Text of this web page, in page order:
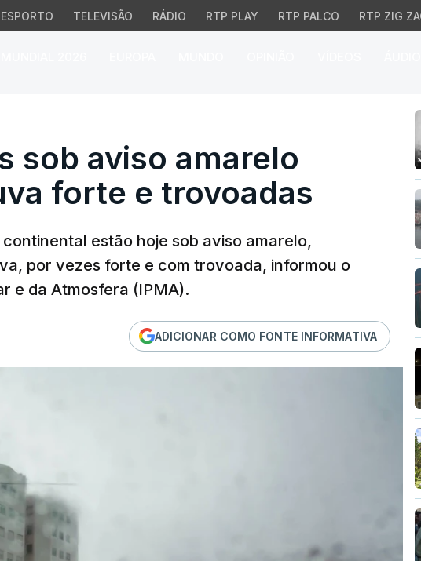
TELEVISÃO RÁDIO RTP PLAY RTP PALCO RTP ZIG
aviso amarelo devido a
sob aviso amarelo
forte e trovoadas
estão hoje sob aviso amarelo,
por vezes forte e com trovoada, informou o
e da Atmosfera (IPMA).
ADICIONAR COMO FONTE INFORMATIVA